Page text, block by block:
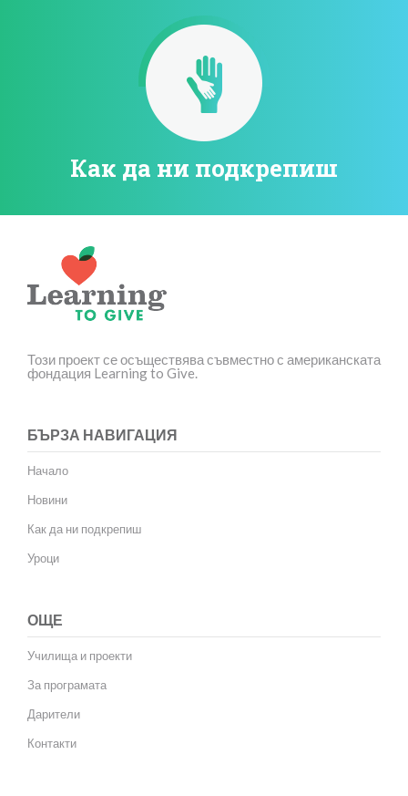
Как да ни подкрепиш
Този проект се осъществява съвместно с американската
фондация Learning to Give.
БЪРЗА НАВИГАЦИЯ
Начало
Новини
Как да ни подкрепиш
Уроци
ОЩЕ
Училища и проекти
За програмата
Дарители
Контакти